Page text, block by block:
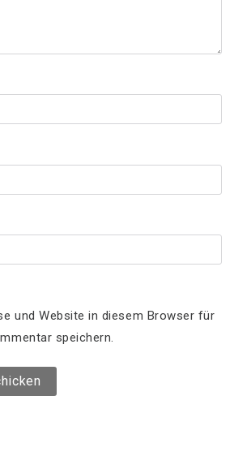
und Website in diesem Browser für
speichern.